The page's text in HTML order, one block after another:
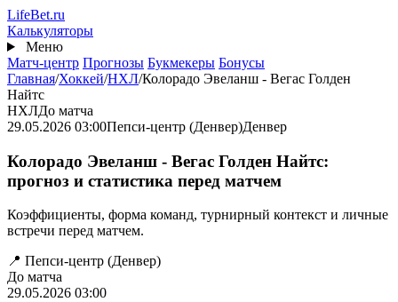
Перейти
к
основному
содержанию
LifeBet.ru
Калькуляторы
Меню
Матч-центр Прогнозы Букмекеры Бонусы
Главная/Хоккей/НХЛ/Колорадо Эвеланш - Вегас Голден
Найтс
НХЛДо матча
29.05.2026 03:00Пепси-центр (Денвер)Денвер
Колорадо Эвеланш - Вегас Голден Найтс:
прогноз и статистика перед матчем
Коэффициенты, форма команд, турнирный контекст и личные
встречи перед матчем.
📍 Пепси-центр (Денвер)
До матча
29.05.2026 03:00